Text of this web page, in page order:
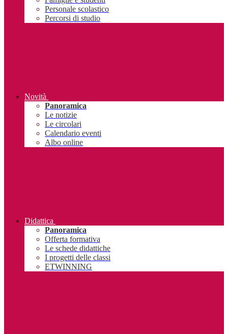
Personale scolastico
Percorsi di studio
Novità
Panoramica
Le notizie
Le circolari
Calendario eventi
Albo online
Didattica
Panoramica
Offerta formativa
Le schede didattiche
I progetti delle classi
ETWINNING